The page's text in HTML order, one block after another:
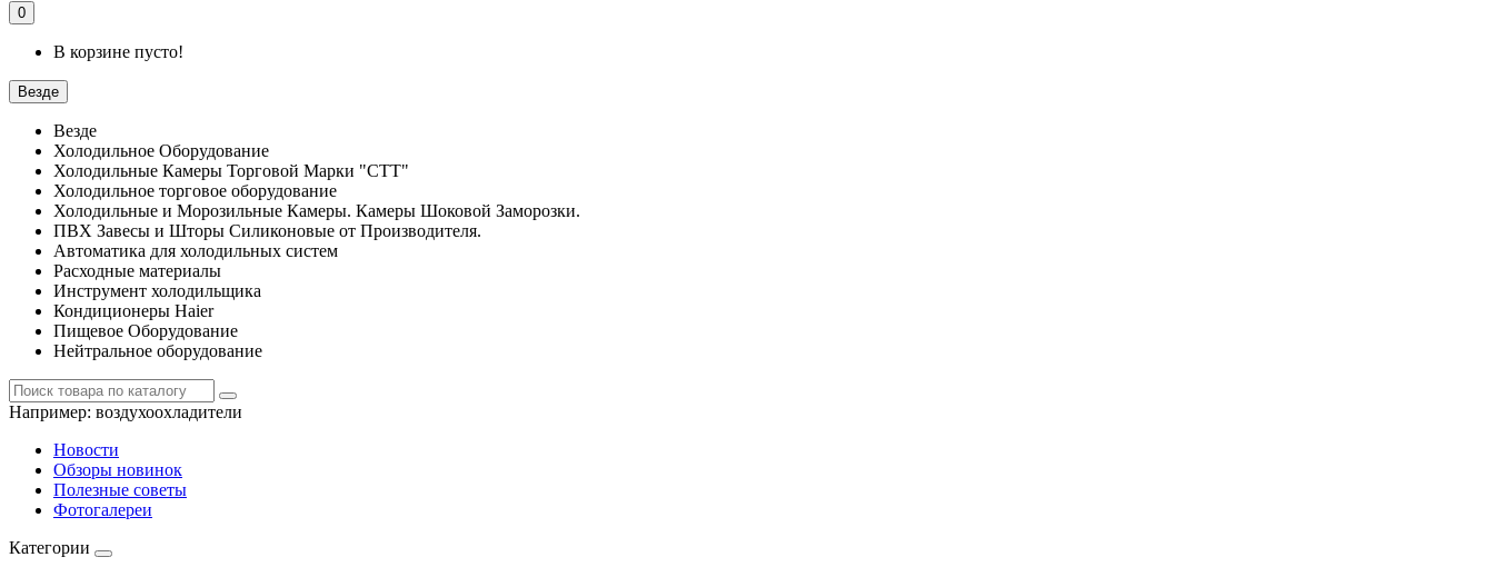
0
В корзине пусто!
Везде
Везде
Холодильное Оборудование
Холодильные Камеры Торговой Марки "СТТ"
Холодильное торговое оборудование
Холодильные и Морозильные Камеры. Камеры Шоковой Заморозки.
ПВХ Завесы и Шторы Силиконовые от Производителя.
Автоматика для холодильных систем
Расходные материалы
Инструмент холодильщика
Кондиционеры Haier
Пищевое Оборудование
Нейтральное оборудование
Например: воздухоохладители
Новости
Обзоры новинок
Полезные советы
Фотогалереи
Категории